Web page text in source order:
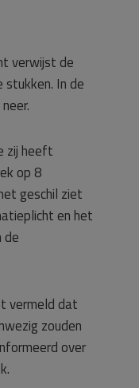
verwijst de
stukken. In de
zij heeft
op 8
geschil ziet
en het
de
vermeld dat
zouden
over